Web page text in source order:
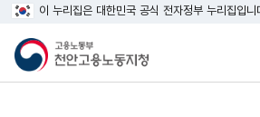
이 누리집은 대한민국 공식 전자정부 누리집입니